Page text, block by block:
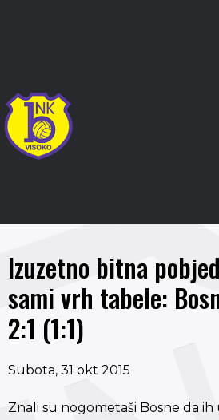
Izuzetno bitna
sami vrh tabele:
2:1 (1:1)
Subota, 31 okt 2015
Znali su nogometaši Bosne da